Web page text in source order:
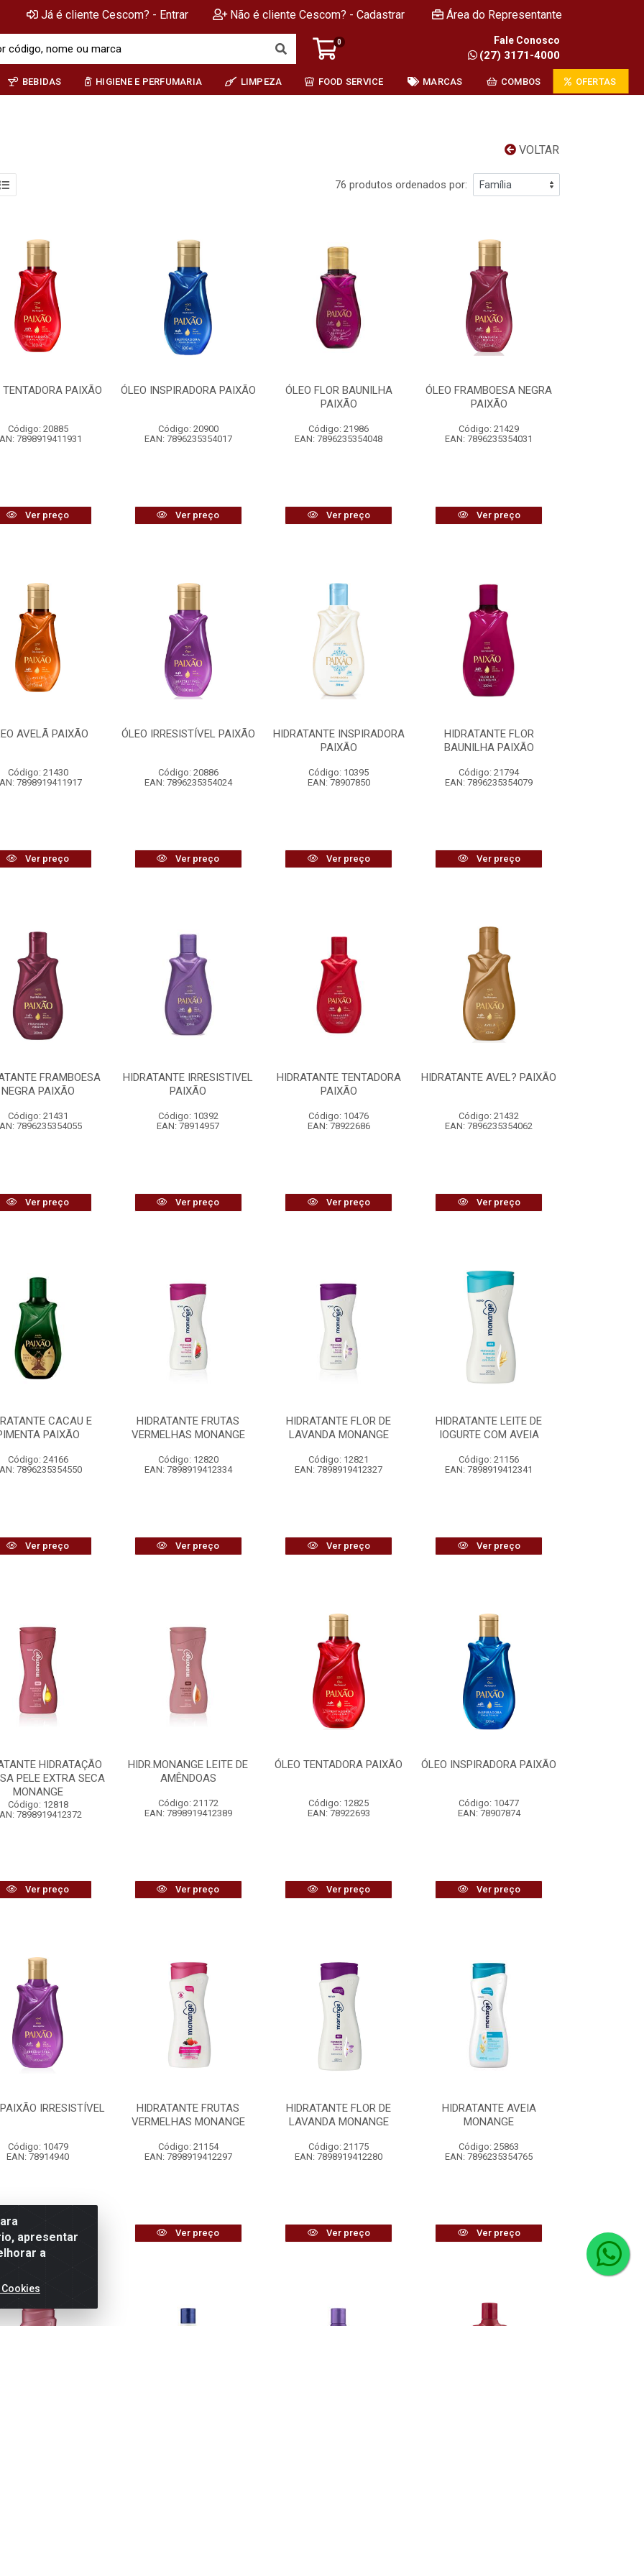
Já é cliente Cescom? - Entrar Não é cliente Cescom? - Cadastrar Área do Representante
0 Fale Conosco
(27) 3171-4000
BEBIDAS HIGIENE E PERFUMARIA LIMPEZA FOOD SERVICE MARCAS COMBOS OFERTAS
VOLTAR
76 produtos ordenados por:
TENTADORA PAIXÃO
Código: 20885
7898919411931
Ver preço
ÓLEO INSPIRADORA PAIXÃO
Código: 20900
EAN: 7896235354017
Ver preço
ÓLEO FLOR BAUNILHA
PAIXÃO
Código: 21986
EAN: 7896235354048
Ver preço
ÓLEO FRAMBOESA NEGRA
PAIXÃO
Código: 21429
EAN: 7896235354031
Ver preço
AVELÃ PAIXÃO
Código: 21430
7898919411917
Ver preço
ÓLEO IRRESISTÍVEL PAIXÃO
Código: 20886
EAN: 7896235354024
Ver preço
HIDRATANTE INSPIRADORA
PAIXÃO
Código: 10395
EAN: 78907850
Ver preço
HIDRATANTE FLOR
BAUNILHA PAIXÃO
Código: 21794
EAN: 7896235354079
Ver preço
FRAMBOESA
NEGRA PAIXÃO
Código: 21431
7896235354055
Ver preço
HIDRATANTE IRRESISTIVEL
PAIXÃO
Código: 10392
EAN: 78914957
Ver preço
HIDRATANTE TENTADORA
PAIXÃO
Código: 10476
EAN: 78922686
Ver preço
HIDRATANTE AVEL? PAIXÃO
Código: 21432
EAN: 7896235354062
Ver preço
CACAU E
PAIXÃO
Código: 24166
7896235354550
Ver preço
HIDRATANTE FRUTAS
VERMELHAS MONANGE
Código: 12820
EAN: 7898919412334
Ver preço
HIDRATANTE FLOR DE
LAVANDA MONANGE
Código: 12821
EAN: 7898919412327
Ver preço
HIDRATANTE LEITE DE
IOGURTE COM AVEIA
Código: 21156
EAN: 7898919412341
Ver preço
HIDRATAÇÃO
PELE EXTRA SECA
MONANGE
Código: 12818
7898919412372
Ver preço
HIDR.MONANGE LEITE DE
AMÊNDOAS
Código: 21172
EAN: 7898919412389
Ver preço
ÓLEO TENTADORA PAIXÃO
Código: 12825
EAN: 78922693
Ver preço
ÓLEO INSPIRADORA PAIXÃO
Código: 10477
EAN: 78907874
Ver preço
IRRESISTÍVEL
Código: 10479
EAN: 78914940
Ver preço
HIDRATANTE FRUTAS
VERMELHAS MONANGE
Código: 21154
EAN: 7898919412297
Ver preço
HIDRATANTE FLOR DE
LAVANDA MONANGE
Código: 21175
EAN: 7898919412280
Ver preço
HIDRATANTE AVEIA
MONANGE
Código: 25863
EAN: 7896235354765
Ver preço
apresentar
a